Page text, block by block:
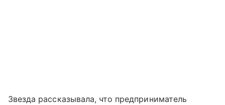
Звезда рассказывала, что предприниматель